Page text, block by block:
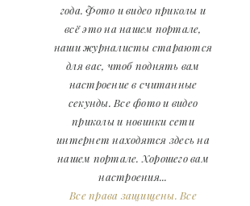
года. Фото и видео приколы и
всё это на нашем портале,
наши журналисты стараются
для вас, чтоб поднять вам
настроение в считанные
секунды. Все фото и видео
приколы и новинки сети
интернет находятся здесь на
нашем портале. Хорошего вам
настроения...
Все права защищены. Все